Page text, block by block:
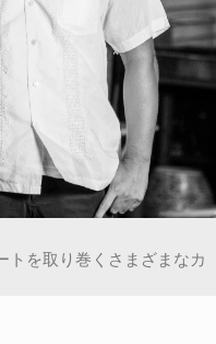
トを取り巻くさまざまなカ